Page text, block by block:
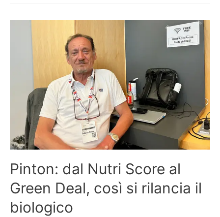
Pinton: dal Nutri Score al
Green Deal, così si rilancia il
biologico